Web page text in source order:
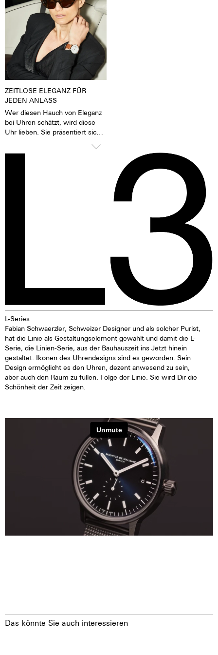
Tages- oder Kunstlicht angeregt
wurden, geben sie im Dunkeln
die aufgenommene Lichtenergie
über mehrere Stunden wieder
ab. Das verleiht der Uhr eine
extrem gute Lesbarkeit auch im
Dunklen.
ZEITLOSE ELEGANZ FÜR
JEDEN ANLASS
Wer diesen Hauch von Eleganz
bei Uhren schätzt, wird diese
Uhr lieben. Sie präsentiert sich
aber dank des bombierten
L-Series
Fabian Schwaerzler, Schweizer Designer und als solcher Purist,
hat die Linie als Gestaltungselement gewählt und damit die L-
Serie, die Linien-Serie, aus der Bauhauszeit ins Jetzt hinein
gestaltet. Ikonen des Uhrendesigns sind es geworden. Sein
Design ermöglicht es den Uhren, dezent anwesend zu sein,
aber auch den Raum zu füllen. Folge der Linie. Sie wird Dir die
Schönheit der Zeit zeigen.
Das könnte Sie auch interessieren